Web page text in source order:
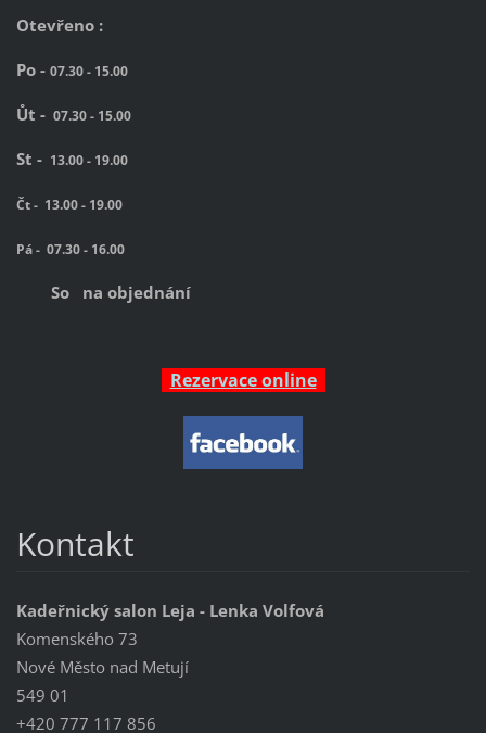
Otevřeno :
Po - 07.30 - 15.00
Ůt - 07.30 - 15.00
St - 13.00 - 19.00
Čt - 13.00 - 19.00
Pá - 07.30 - 16.00
So na objednání
Rezervace online
Kontakt
Kadeřnický salon Leja - Lenka Volfová
Komenského 73
Nové Město nad Metují
549 01
+420 777 117 856